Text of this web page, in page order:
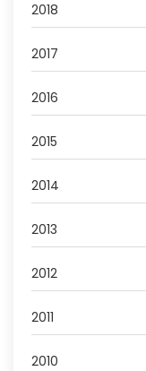
2018
2017
2016
2015
2014
2013
2012
2011
2010